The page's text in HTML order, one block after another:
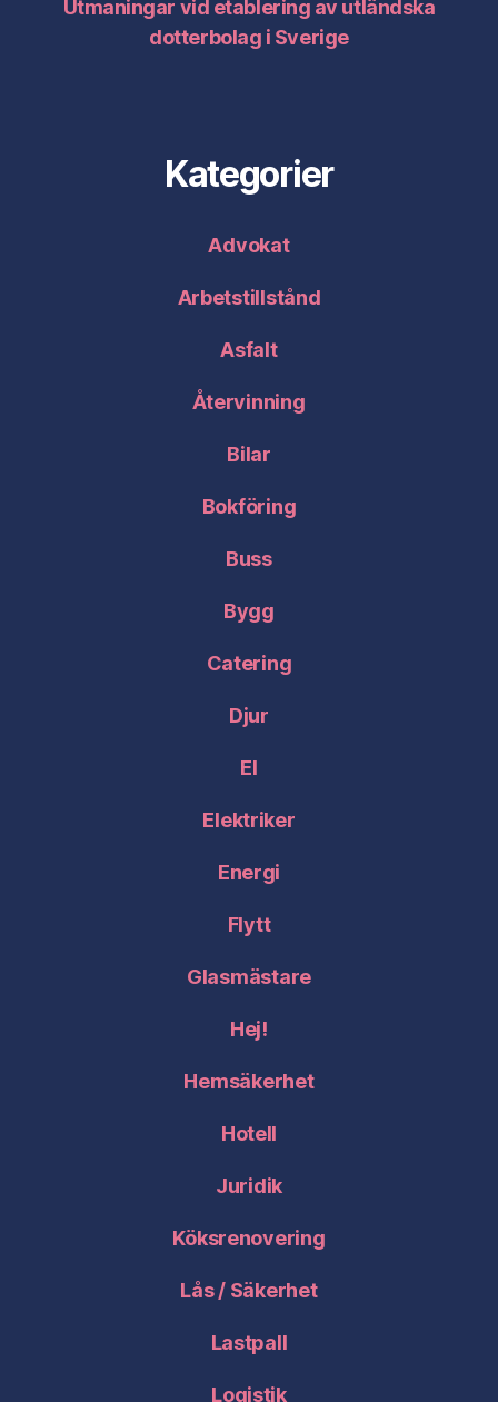
Utmaningar vid etablering av utländska
dotterbolag i Sverige
Kategorier
Advokat
Arbetstillstånd
Asfalt
Återvinning
Bilar
Bokföring
Buss
Bygg
Catering
Djur
El
Elektriker
Energi
Flytt
Glasmästare
Hej!
Hemsäkerhet
Hotell
Juridik
Köksrenovering
Lås / Säkerhet
Lastpall
Logistik